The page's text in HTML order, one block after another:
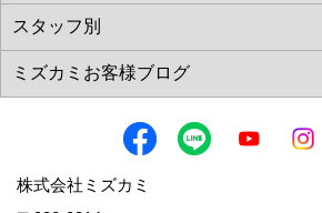
株式会社ミズカミ